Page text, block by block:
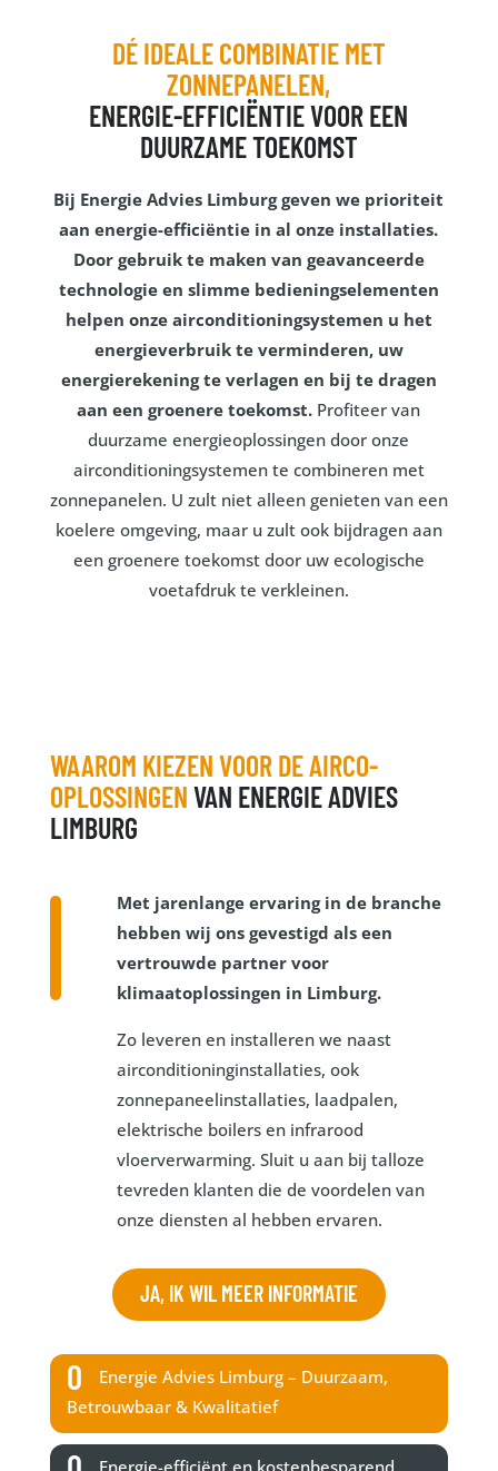
DÉ IDEALE COMBINATIE MET
ZONNEPANELEN,
ENERGIE-EFFICIËNTIE VOOR EEN
DUURZAME TOEKOMST
Bij Energie Advies Limburg geven we prioriteit
aan energie-efficiëntie in al onze installaties.
Door gebruik te maken van geavanceerde
technologie en slimme bedieningselementen
helpen onze airconditioningsystemen u het
energieverbruik te verminderen, uw
energierekening te verlagen en bij te dragen
aan een groenere toekomst. Profiteer van
duurzame energieoplossingen door onze
airconditioningsystemen te combineren met
zonnepanelen. U zult niet alleen genieten van een
koelere omgeving, maar u zult ook bijdragen aan
een groenere toekomst door uw ecologische
voetafdruk te verkleinen.
WAAROM KIEZEN VOOR DE AIRCO-
OPLOSSINGENVAN ENERGIE ADVIES
LIMBURG
Met jarenlange ervaring in de branche
hebben wij ons gevestigd als een
vertrouwde partner voor
klimaatoplossingen in Limburg.
Zo leveren en installeren we naast
airconditioninginstallaties, ook
zonnepaneelinstallaties, laadpalen,
elektrische boilers en infrarood
vloerverwarming. Sluit u aan bij talloze
tevreden klanten die de voordelen van
onze diensten al hebben ervaren.
JA, IK WIL MEER INFORMATIE
Energie Advies Limburg – Duurzaam,
Betrouwbaar & Kwalitatief
Energie-efficiënt en kostenbesparend